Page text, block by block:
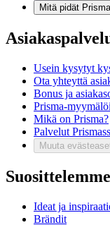
Mitä pidät
Usein kysytyt
Ota yhteyttä
Bonus ja
Prisma-
Mikä on Prisma?
Palvelut
Muuta
Suosittelemme
Ideat ja
Brändit